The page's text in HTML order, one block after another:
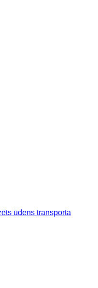
ūdens transporta